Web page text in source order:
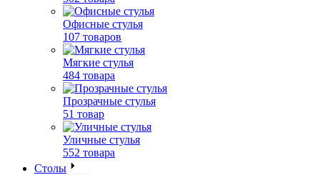
Офисные стулья
107 товаров
Мягкие стулья
484 товара
Прозрачные стулья
51 товар
Уличные стулья
552 товара
Столы